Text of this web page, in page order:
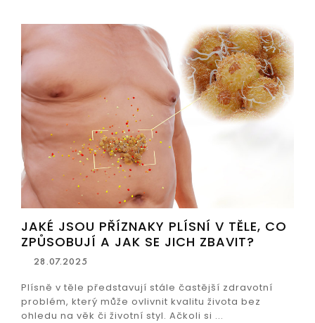
JAKÉ JSOU PŘÍZNAKY PLÍSNÍ V TĚLE, CO
ZPŮSOBUJÍ A JAK SE JICH ZBAVIT?
28.07.2025
Plísně v těle představují stále častější zdravotní
problém, který může ovlivnit kvalitu života bez
ohledu na věk či životní styl. Ačkoli si ...